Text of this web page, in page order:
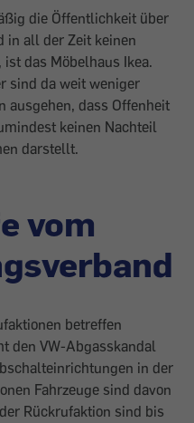
die Öffentlichkeit über
in all der Zeit keinen
das Möbelhaus Ikea.
sind da weit weniger
ausgehen, dass Offenheit
keinen Nachteil
darstellt.
vom
betreffen
den VW-Abgasskandal
in der
Fahrzeuge sind davon
Rückrufaktion sind bis